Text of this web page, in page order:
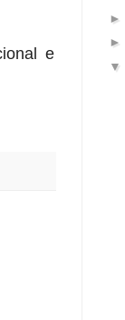
e
►
►
▼